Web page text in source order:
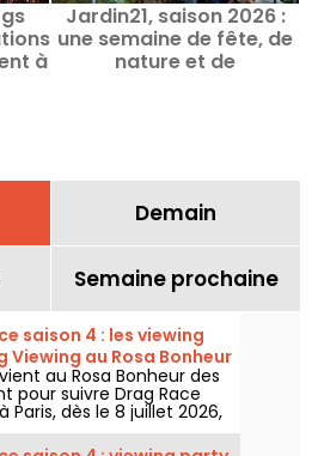
à
Jardin21, saison 2026 :
une semaine de fête, de
nature et de
Demain
Semaine prochaine
saison 4 : les viewing
Viewing au Rosa Bonheur
au Rosa Bonheur des
pour suivre Drag Race
Paris, dès le 8 juillet 2026,
diffusion. Animée par La
viewing party réunit